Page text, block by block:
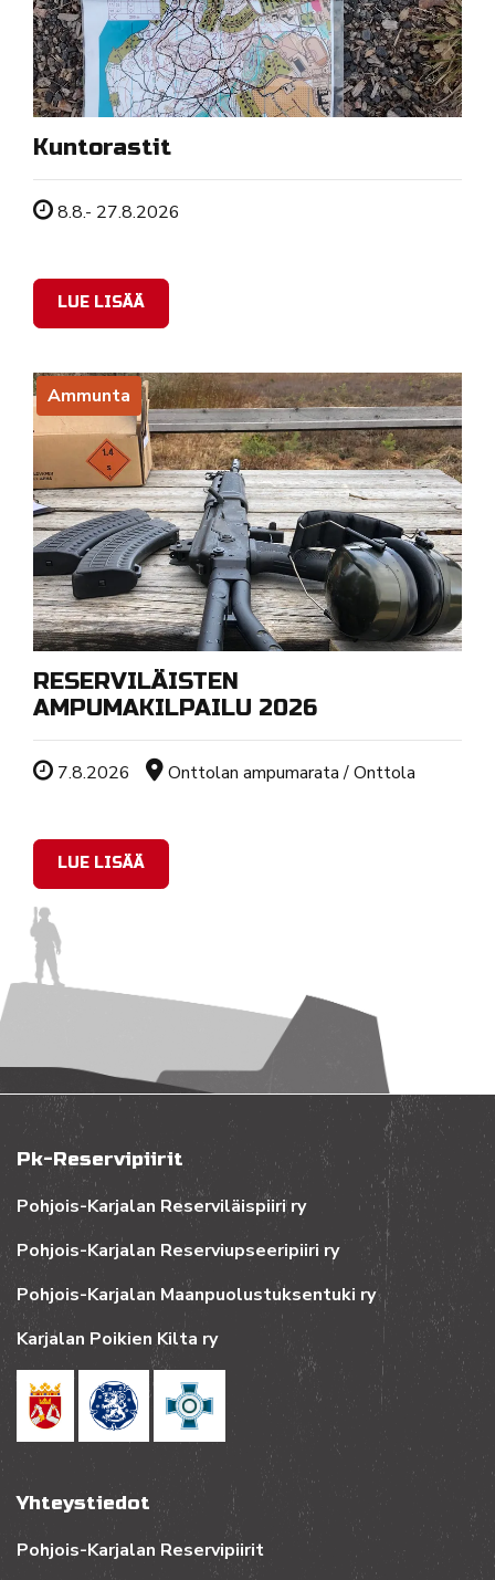
Kuntorastit
Tapahtuman ajankohta
8.8.- 27.8.2026
LUE LISÄÄ
Ammunta
RESERVILÄISTEN
AMPUMAKILPAILU 2026
Tapahtuman ajankohta
7.8.2026 Sijainti
Onttolan ampumarata / Onttola
LUE LISÄÄ
Pk-Reservipiirit
Pohjois-Karjalan Reserviläispiiri ry
Pohjois-Karjalan Reserviupseeripiiri ry
Pohjois-Karjalan Maanpuolustuksentuki ry
Karjalan Poikien Kilta ry
Yhteystiedot
Pohjois-Karjalan Reservipiirit